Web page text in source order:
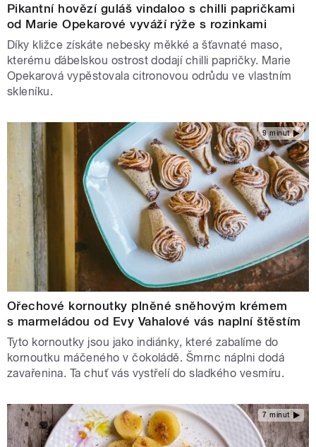
Pikantní hovězí guláš vindaloo s chilli papričkami
od Marie Opekarové vyváží rýže s rozinkami
Díky kližce získáte nebesky měkké a šťavnaté maso,
kterému ďábelskou ostrost dodají chilli papričky. Marie
Opekarová vypěstovala citronovou odrůdu ve vlastním
skleníku.
9 minut
Ořechové kornoutky plněné sněhovým krémem
s marmeládou od Evy Vahalové vás naplní štěstím
Tyto kornoutky jsou jako indiánky, které zabalíme do
kornoutku máčeného v čokoládě. Šmrnc náplni dodá
zavařenina. Ta chuť vás vystřelí do sladkého vesmíru.
7 minut